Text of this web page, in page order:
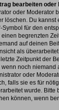
bearbeiten oder
oder Moderator
löschen. Du
Symbol für den
begrenzten
auf deinen
als
Zeitpunkt der
noch niemand
oder
falls sie es für
wurde. Bitte
können, wenn